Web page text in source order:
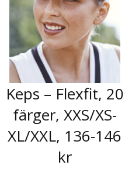
Keps – Flexfit, 20
färger, XXS/XS-
XL/XXL, 136-146
kr